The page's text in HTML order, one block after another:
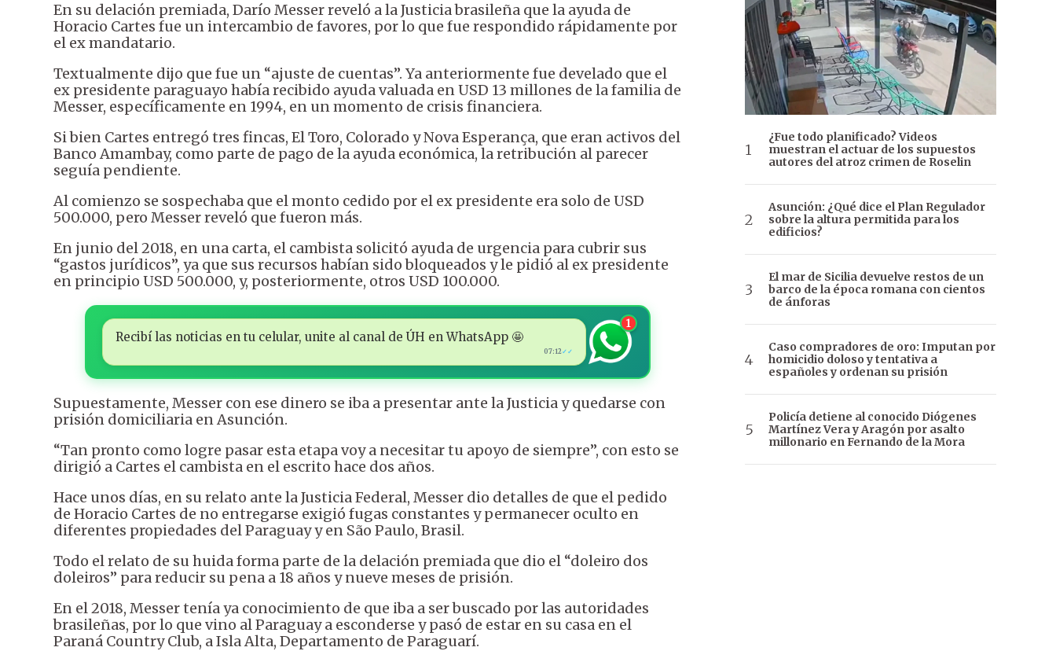
En su delación premiada, Darío Messer reveló a la Justicia brasileña que la ayuda de
Horacio Cartes fue un intercambio de favores, por lo que fue respondido rápidamente por
el ex mandatario.
Textualmente dijo que fue un “ajuste de cuentas”. Ya anteriormente fue develado que el
ex presidente paraguayo había recibido ayuda valuada en USD 13 millones de la familia de
Messer, específicamente en 1994, en un momento de crisis financiera.
Si bien Cartes entregó tres fincas, El Toro, Colorado y Nova Esperança, que eran activos del
Banco Amambay, como parte de pago de la ayuda económica, la retribución al parecer
seguía pendiente.
Al comienzo se sospechaba que el monto cedido por el ex presidente era solo de USD
500.000, pero Messer reveló que fueron más.
En junio del 2018, en una carta, el cambista solicitó ayuda de urgencia para cubrir sus
“gastos jurídicos”, ya que sus recursos habían sido bloqueados y le pidió al ex presidente
en principio USD 500.000, y, posteriormente, otros USD 100.000.
Recibí las noticias en tu celular, unite al canal de ÚH en WhatsApp 🤩
07:12✓✓
1
Supuestamente, Messer con ese dinero se iba a presentar ante la Justicia y quedarse con
prisión domiciliaria en Asunción.
“Tan pronto como logre pasar esta etapa voy a necesitar tu apoyo de siempre”, con esto se
dirigió a Cartes el cambista en el escrito hace dos años.
Hace unos días, en su relato ante la Justicia Federal, Messer dio detalles de que el pedido
de Horacio Cartes de no entregarse exigió fugas constantes y permanecer oculto en
diferentes propiedades del Paraguay y en São Paulo, Brasil.
Todo el relato de su huida forma parte de la delación premiada que dio el “doleiro dos
doleiros” para reducir su pena a 18 años y nueve meses de prisión.
En el 2018, Messer tenía ya conocimiento de que iba a ser buscado por las autoridades
brasileñas, por lo que vino al Paraguay a esconderse y pasó de estar en su casa en el
Paraná Country Club, a Isla Alta, Departamento de Paraguarí.
¿Fue todo planificado? Videos
muestran el actuar de los supuestos
autores del atroz crimen de Roselin
Asunción: ¿Qué dice el Plan Regulador
sobre la altura permitida para los
edificios?
El mar de Sicilia devuelve restos de un
barco de la época romana con cientos
de ánforas
Caso compradores de oro: Imputan por
homicidio doloso y tentativa a
españoles y ordenan su prisión
Policía detiene al conocido Diógenes
Martínez Vera y Aragón por asalto
millonario en Fernando de la Mora